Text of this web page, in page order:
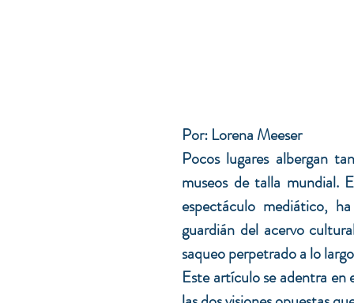
Por: Lorena Meeser
Pocos lugares albergan
museos de talla mundial.
espectáculo mediático,
guardián del acervo
saqueo perpetrado a lo
Este artículo se adentra en